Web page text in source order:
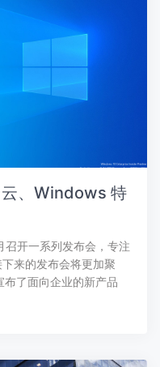
、Windows 特
开一系列发布会，专注
来的发布会将更加聚
了面向企业的新产品